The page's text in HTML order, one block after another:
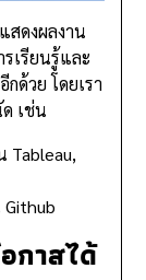
สดงผลงาน
เรียนรู้และ
ด้วย โดยเรา
เช่น
Tableau,
กาสได้